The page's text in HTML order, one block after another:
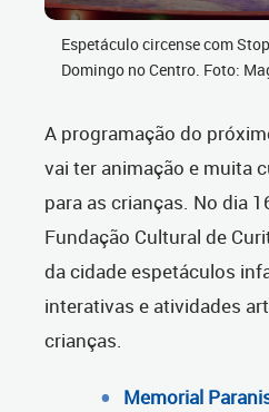
Espetáculo circense com
Domingo no Centro. Foto:
A programação do
vai ter animação e muita
para as crianças. No dia
Fundação Cultural de
da cidade espetáculos
interativas e atividades
crianças.
Memorial